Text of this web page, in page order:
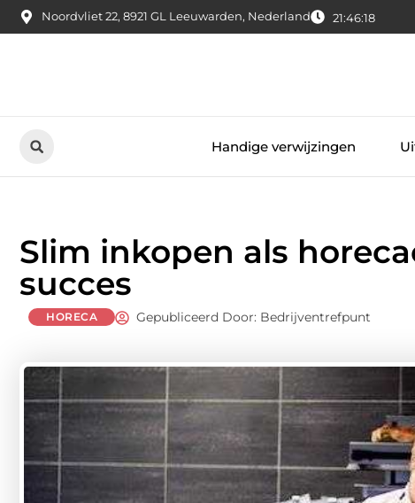
Noordvliet 22, 8921 GL Leeuwarden, Nederland 21:46:19
Handige verwijzingen
Slim inkopen als
succes
HORECA Gepubliceerd Door: Bedrijventrefpunt